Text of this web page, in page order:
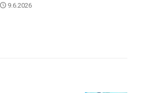
9.6.2026